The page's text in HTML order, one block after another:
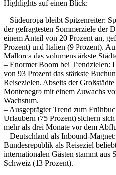
Highlights auf einen Blick:
– Südeuropa bleibt Spitzenreiter:
der gefragtesten Sommerziele der
einem Anteil von 20 Prozent an,
Prozent) und Italien (9 Prozent).
Mallorca das volumenstärkste
– Enormer Boom bei Trendzielen:
von 93 Prozent das stärkste
Reisezielen. Abseits der
Montenegro mit einem Zuwachs
Wachstum.
– Ausgeprägter Trend zum
Urlaubern (75 Prozent) sichern
mehr als drei Monate vor dem
– Deutschland als Inbound-
Bundesrepublik als Reiseziel
internationalen Gästen stammt aus
Schweiz (13 Prozent).